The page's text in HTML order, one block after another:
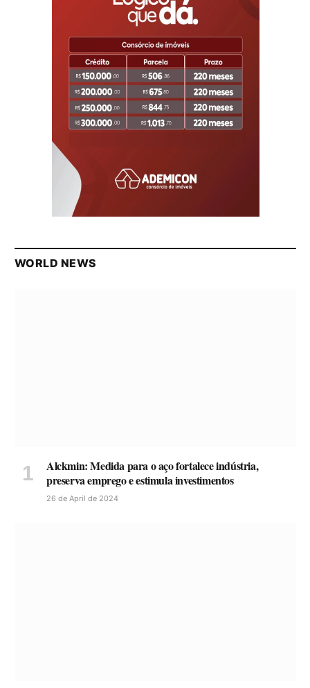
WORLD NEWS
Alckmin: Medida para o aço fortalece indústria,
preserva emprego e estimula investimentos
26 de April de 2024